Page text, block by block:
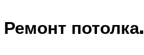
Ремонт потолка.